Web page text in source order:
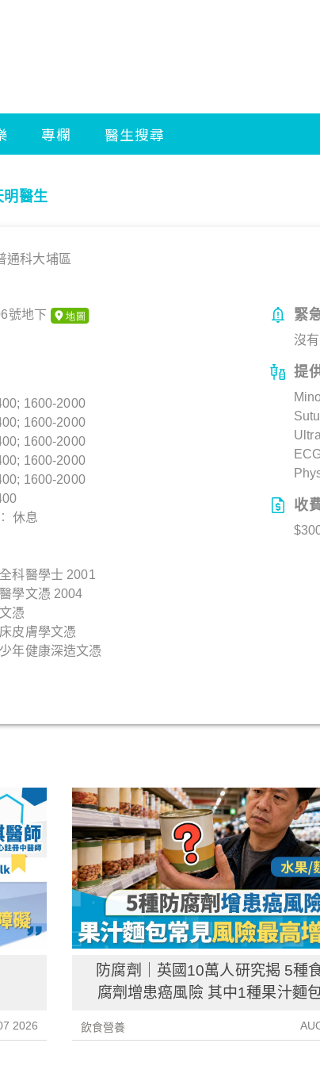
明醫生
通科大埔區
號地下
1600-2000
1600-2000
1600-2000
1600-2000
1600-2000
休息
科醫學士 2001
學文憑 2004
憑
皮膚學文憑
年健康深造文憑
緊
沒有
提
收
2026
防腐劑｜英國10萬人研究揭 5種
腐劑增患癌風險 其中1種果汁麵
飲食營養